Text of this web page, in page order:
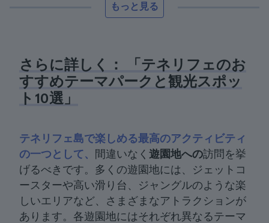
もっと見る
さらに詳しく： 「テネリフェのお
すすめテーマパークと観光スポッ
ト10選」
テネリフェ島で楽しめる最高のアクティビティ
の一つとして、 間違いなく 遊園地への訪問を挙
げるべきです。多くの遊園地には、ジェットコ
ースターや高い滑り台、ジャングルのような楽
しいエリアなど、さまざまなアトラクションが
あります。各遊園地にはそれぞれ異なるテーマ